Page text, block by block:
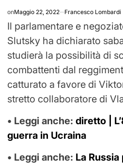
onMaggio 22, 2022 Francesco Lombardi
Il parlamentare e
Slutsky ha dichiarato
studierà la possibilità di
combattenti dal
catturato a favore di
stretto collaboratore di
• Leggi anche: diretto |
guerra in Ucraina
• Leggi anche: La